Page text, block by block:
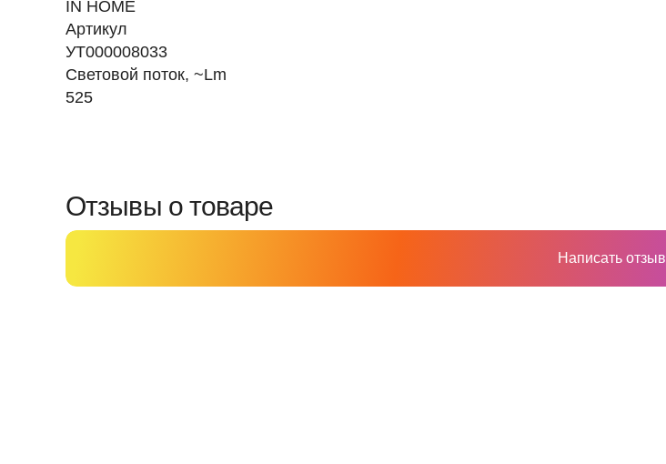
IN HOME
Артикул
УТ000008033
Световой поток, ~Lm
525
Отзывы о товаре
Написать отзыв